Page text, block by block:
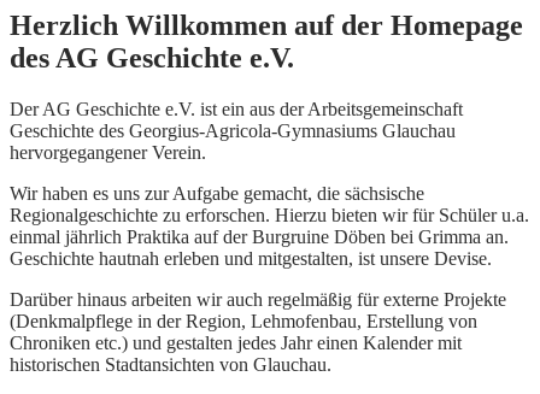
Herzlich Willkommen auf der Homepage
des AG Geschichte e.V.
Der AG Geschichte e.V. ist ein aus der Arbeitsgemeinschaft
Geschichte des Georgius-Agricola-Gymnasiums Glauchau
hervorgegangener Verein.
Wir haben es uns zur Aufgabe gemacht, die sächsische
Regionalgeschichte zu erforschen. Hierzu bieten wir für Schüler u.a.
einmal jährlich Praktika auf der Burgruine Döben bei Grimma an.
Geschichte hautnah erleben und mitgestalten, ist unsere Devise.
Darüber hinaus arbeiten wir auch regelmäßig für externe Projekte
(Denkmalpflege in der Region, Lehmofenbau, Erstellung von
Chroniken etc.) und gestalten jedes Jahr einen Kalender mit
historischen Stadtansichten von Glauchau.